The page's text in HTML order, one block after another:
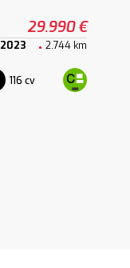
29.990 €
2023 2.744 km
116 cv